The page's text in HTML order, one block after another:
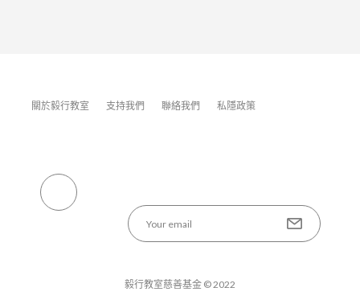
關於毅行教室 支持我們 聯絡我們 私隱政策
毅行教室慈善基金 © 2022